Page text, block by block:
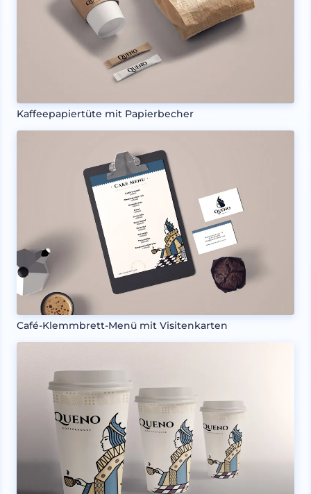
Kaffeepapiertüte mit Papierbecher
Café-Klemmbrett-Menü mit Visitenkarten